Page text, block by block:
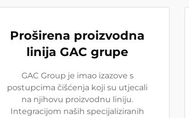
Proširena proizvodna
linija GAC grupe
GAC Group je imao izazove s
postupcima čišćenja koji su utjecali
na njihovu proizvodnu liniju.
Integracijom naših specijaliziranih